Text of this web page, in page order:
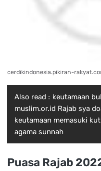
cerdikindonesia.pikiran-
Also read : keutamaan
muslim.or.id Rajab sya
keutamaan memasuki
agama sunnah
Puasa Rajab